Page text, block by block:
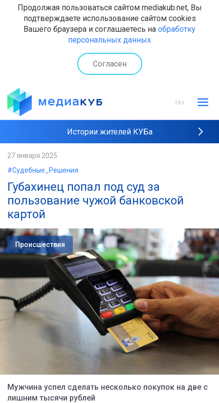
Продолжая пользоваться сайтом mediakub.net, Вы
подтверждаете использование сайтом cookies
Вашего браузера и соглашаетесь на обработку
персональных данных
Согласен
16+
Истории жителей КУБа
27 января 2025
#Судебные_Решения
Губахинец попал под суд за
пользование чужой банковской
картой
Происшествия
Мужчина успел сделать несколько покупок на две с
лишним тысячи рублей